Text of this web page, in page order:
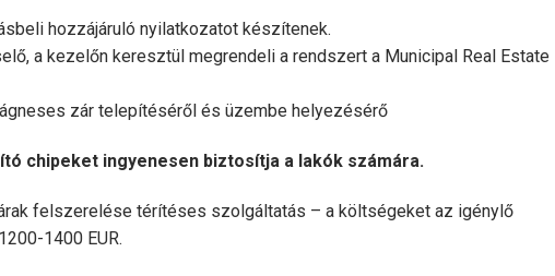
hozzájáruló nyilatkozatot készítenek.
a kezelőn keresztül megrendeli a rendszert a Municipal Real Estate
zár telepítéséről és üzembe helyezésérő
chipeket ingyenesen biztosítja a lakók számára.
felszerelése térítéses szolgáltatás – a költségeket az igénylő
1400 EUR.